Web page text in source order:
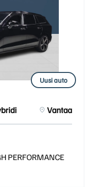
Uusi auto
Vantaa
PERFORMANCE